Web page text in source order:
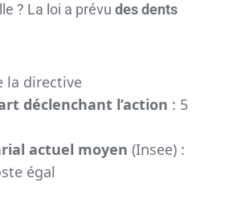
? La loi a prévu des dents
la directive
déclenchant l’action : 5
actuel moyen (Insee) :
égal